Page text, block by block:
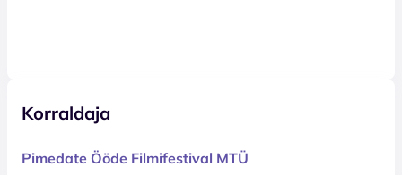
Korraldaja
Pimedate Ööde Filmifestival MTÜ